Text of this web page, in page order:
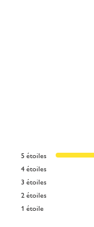
5étoiles
4étoiles
3 étoiles
2étoiles
1 étoile